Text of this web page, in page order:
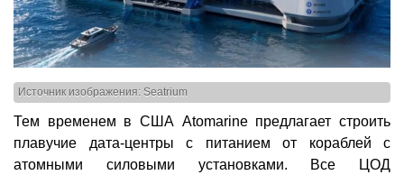
Источник изображения: Seatrium
Тем временем в США Atomarine предлагает строить
плавучие дата-центры с питанием от кораблей с
атомными силовыми установками. Все ЦОД